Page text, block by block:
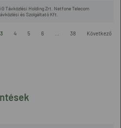
Távközlési Holding Zrt. Netfone Telecom
és Szolgáltató Kft.
3 4 5 6 38 Következő